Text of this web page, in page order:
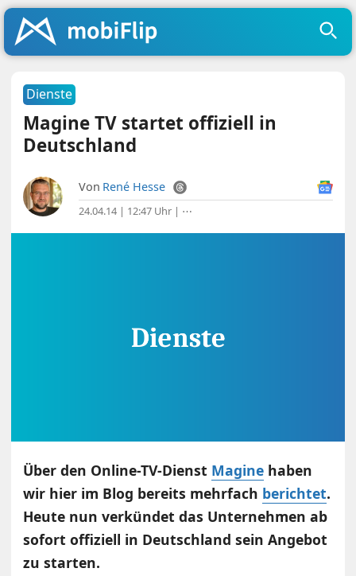
Dienste
Magine TV startet offiziell in
Deutschland
Von René Hesse
24.04.14 | 12:47 Uhr | ⋯
Über den Online-TV-Dienst Magine haben
wir hier im Blog bereits mehrfach berichtet.
Heute nun verkündet das Unternehmen ab
sofort offiziell in Deutschland sein Angebot
zu starten.